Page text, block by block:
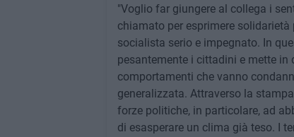
"Voglio far giungere al collega i
chiamato per esprimere
socialista serio e impegnato. In
pesantemente i cittadini e mette
comportamenti che vanno
generalizzata. Attraverso la
forze politiche, in particolare, ad
di esasperare un clima già teso. I